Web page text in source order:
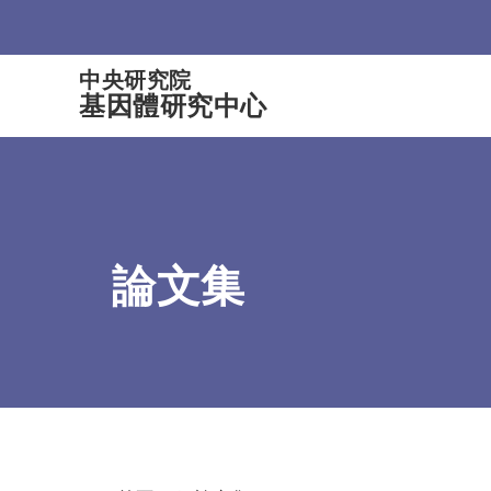
中央研究院
基因體研究中心
論文集